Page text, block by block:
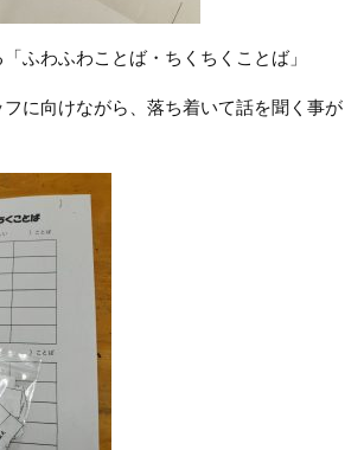
ふわふわことば・ちくちくことば」
に向けながら、落ち着いて話を聞く事が